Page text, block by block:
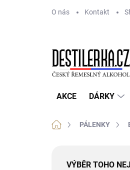
O nás Kontakt
AKCE DÁRKY
Domů PÁLENKY
VÝBĚR TOHO